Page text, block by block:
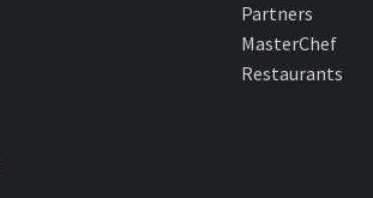
Partners
MasterChef
Restaurants